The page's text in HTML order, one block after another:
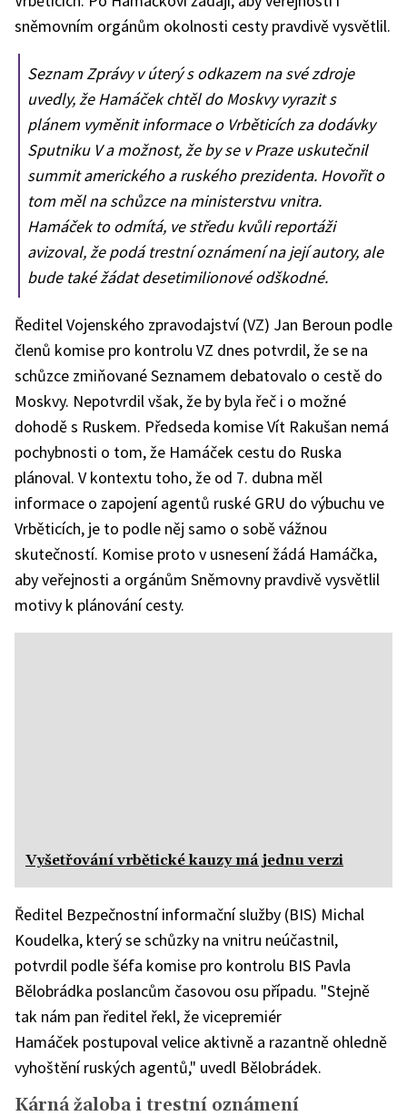
sněmovním orgánům okolnosti cesty pravdivě vysvětlil.
Seznam Zprávy v úterý s odkazem na své zdroje
uvedly, že Hamáček chtěl do Moskvy vyrazit s
plánem vyměnit informace o Vrběticích za dodávky
Sputniku V a možnost, že by se v Praze uskutečnil
summit amerického a ruského prezidenta. Hovořit o
tom měl na schůzce na ministerstvu vnitra.
Hamáček to odmítá, ve středu kvůli reportáži
avizoval, že podá trestní oznámení na její autory, ale
bude také žádat desetimilionové odškodné.
Ředitel Vojenského zpravodajství (VZ) Jan Beroun podle
členů komise pro kontrolu VZ dnes potvrdil, že se na
schůzce zmiňované Seznamem debatovalo o cestě do
Moskvy. Nepotvrdil však, že by byla řeč i o možné
dohodě s Ruskem. Předseda komise Vít Rakušan nemá
pochybnosti o tom, že Hamáček cestu do Ruska
plánoval. V kontextu toho, že od 7. dubna měl
informace o zapojení agentů ruské GRU do výbuchu ve
Vrběticích, je to podle něj samo o sobě vážnou
skutečností. Komise proto v usnesení žádá Hamáčka,
aby veřejnosti a orgánům Sněmovny pravdivě vysvětlil
motivy k plánování cesty.
Vyšetřování vrbětické kauzy má jednu verzi
Ředitel Bezpečnostní informační služby (BIS) Michal
Koudelka, který se schůzky na vnitru neúčastnil,
potvrdil podle šéfa komise pro kontrolu BIS Pavla
Bělobrádka poslancům časovou osu případu. "Stejně
tak nám pan ředitel řekl, že vicepremiér
Hamáček postupoval velice aktivně a razantně ohledně
vyhoštění ruských agentů," uvedl Bělobrádek.
Kárná žaloba i trestní oznámení